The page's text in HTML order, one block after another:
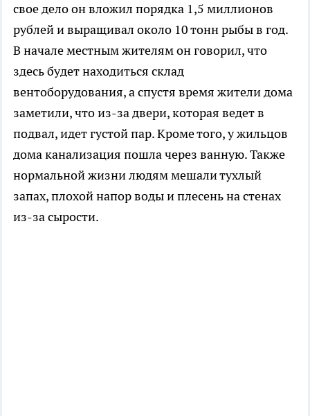
свое дело он вложил порядка 1,5 миллионов
рублей и выращивал около 10 тонн рыбы в год.
В начале местным жителям он говорил, что
здесь будет находиться склад
вентоборудования, а спустя время жители дома
заметили, что из-за двери, которая ведет в
подвал, идет густой пар. Кроме того, у жильцов
дома канализация пошла через ванную. Также
нормальной жизни людям мешали тухлый
запах, плохой напор воды и плесень на стенах
из-за сырости.